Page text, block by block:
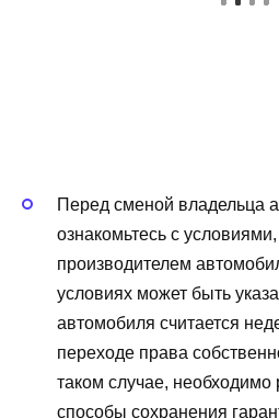
Перед сменой владельца
ознакомьтесь с
производителем
условиях может быть
автомобиля считается
переходе права
таком случае, необходимо
способы сохранения